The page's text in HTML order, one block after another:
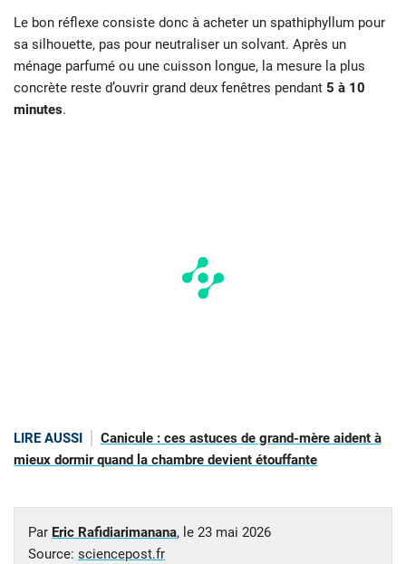
Le bon réflexe consiste donc à acheter un spathiphyllum pour
sa silhouette, pas pour neutraliser un solvant. Après un
ménage parfumé ou une cuisson longue, la mesure la plus
concrète reste d’ouvrir grand deux fenêtres pendant 5 à 10
minutes.
LIRE AUSSI
Canicule : ces astuces de grand-mère aident à
mieux dormir quand la chambre devient étouffante
Par Eric Rafidiarimanana, le 23 mai 2026
Source: sciencepost.fr